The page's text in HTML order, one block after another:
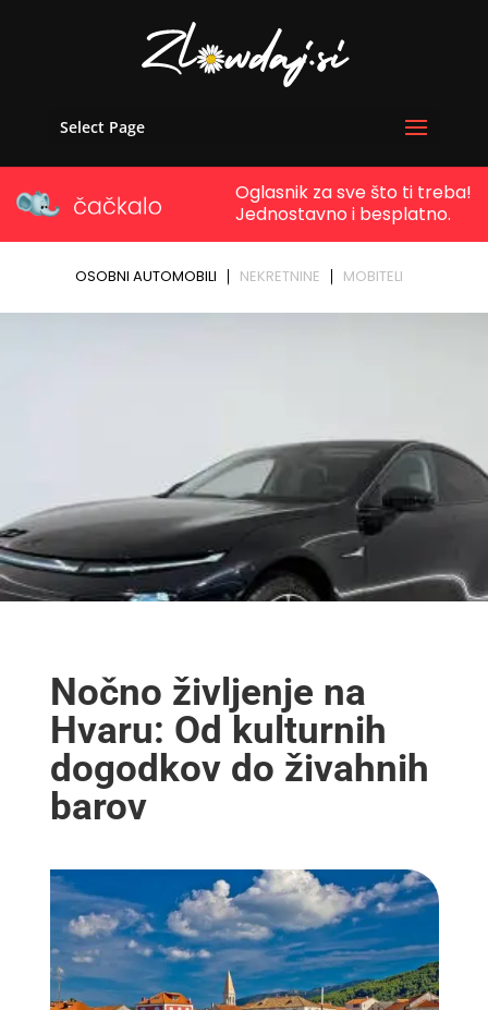
Select Page
Nočno življenje na
Hvaru: Od kulturnih
dogodkov do živahnih
barov